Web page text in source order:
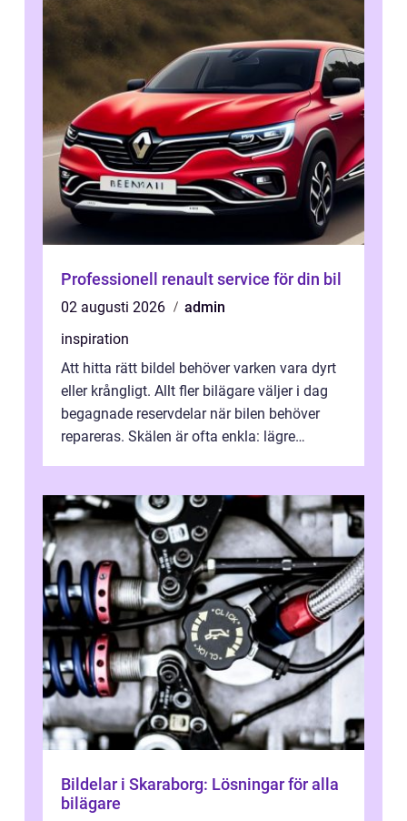
Professionell renault service för din bil
02 augusti 2026
admin
inspiration
Att hitta rätt bildel behöver varken vara dyrt
eller krångligt. Allt fler bilägare väljer i dag
begagnade reservdelar när bilen behöver
repareras. Skälen är ofta enkla: lägre
Bildelar i Skaraborg: Lösningar för alla
bilägare